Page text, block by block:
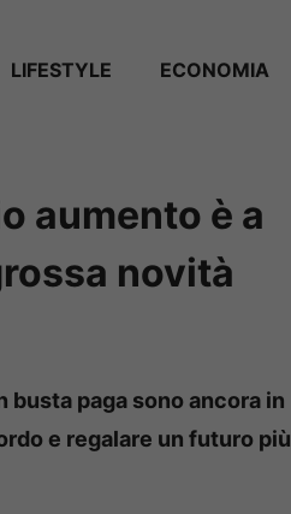
⁠⁠LIFESTYLE ECONOMIA
aumento è a
novità
paga sono ancora in
e regalare un futuro più